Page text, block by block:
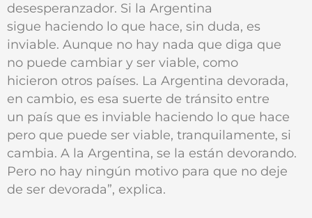
desesperanzador. Si la Argentina
sigue haciendo lo que hace, sin duda, es
inviable. Aunque no hay nada que diga que
no puede cambiar y ser viable, como
hicieron otros países. La Argentina devorada,
en cambio, es esa suerte de tránsito entre
un país que es inviable haciendo lo que hace
pero que puede ser viable, tranquilamente, si
cambia. A la Argentina, se la están devorando.
Pero no hay ningún motivo para que no deje
de ser devorada”, explica.